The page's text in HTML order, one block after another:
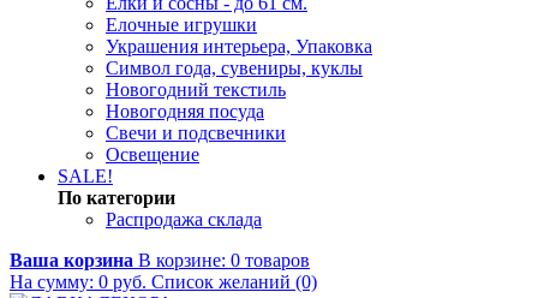
Елочные игрушки
Украшения интерьера, Упаковка
Символ года, сувениры, куклы
Новогодний текстиль
Новогодняя посуда
Свечи и подсвечники
Освещение
SALE!
По категории
Распродажа склада
Ваша корзина В корзине: 0 товаров
На сумму: 0 руб. Список желаний (0)